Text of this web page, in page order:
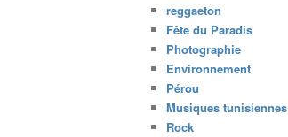
reggaeton
Fête du Paradis
Photographie
Environnement
Pérou
Musiques tunisiennes
Rock